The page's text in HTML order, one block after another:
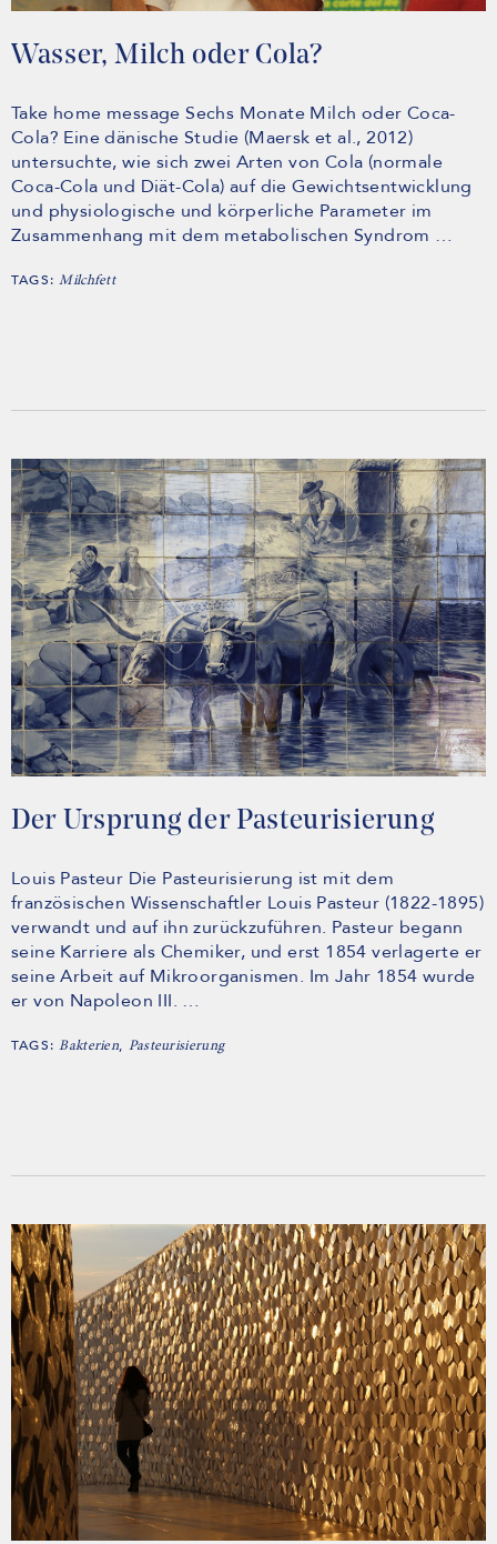
Wasser, Milch oder Cola?
Take home message Sechs Monate Milch oder Coca-
Cola? Eine dänische Studie (Maersk et al., 2012)
untersuchte, wie sich zwei Arten von Cola (normale
Coca-Cola und Diät-Cola) auf die Gewichtsentwicklung
und physiologische und körperliche Parameter im
Zusammenhang mit dem metabolischen Syndrom …
TAGS:Milchfett
Der Ursprung der Pasteurisierung
Louis Pasteur Die Pasteurisierung ist mit dem
französischen Wissenschaftler Louis Pasteur (1822-1895)
verwandt und auf ihn zurückzuführen. Pasteur begann
seine Karriere als Chemiker, und erst 1854 verlagerte er
seine Arbeit auf Mikroorganismen. Im Jahr 1854 wurde
er von Napoleon III. …
TAGS:Bakterien, Pasteurisierung